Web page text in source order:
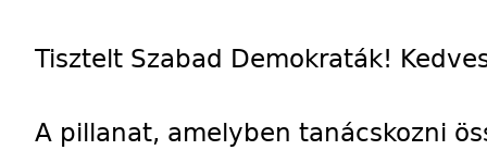
Tisztelt Szabad Demokraták!
A pillanat, amelyben tanácskozni